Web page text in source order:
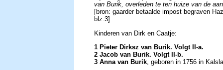
van Burik, overleden te ten huize van de
[bron: gaarder betaalde impost begraven
blz.3]
Kinderen van Dirk en Caatje:
1 Pieter Dirksz van Burik. Volgt II-a.
2 Jacob van Burik. Volgt II-b.
3 Anna van Burik, geboren in 1756 in